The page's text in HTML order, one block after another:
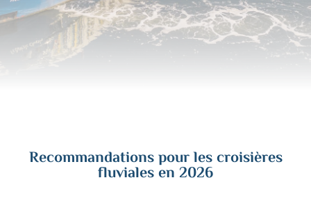
Bateaux
Mentions légales
Recommandations pour les croisières
fluviales en 2026